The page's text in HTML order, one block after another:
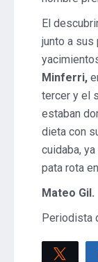
El
junto a sus
Minferri,
tercer y el
estaban
dieta con
cuidaba,
pata rota
Mateo Gil.
Periodista